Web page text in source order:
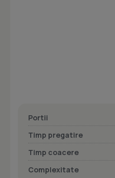
Portii
Timp pregatire
Timp coacere
Complexitate